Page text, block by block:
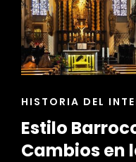
ENLACES
LAS
CATEGORÍAS
HISTORIA DEL
Estilo
Cambios en